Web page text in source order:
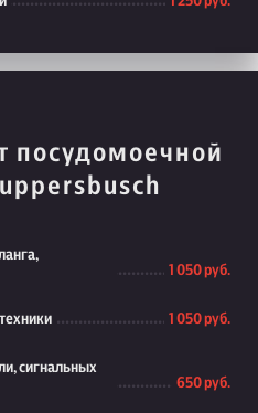
посудомоечной
1 050 руб.
1 050 руб.
сигнальных
650 руб.